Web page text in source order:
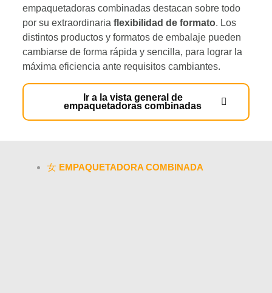
empaquetadoras combinadas destacan sobre todo
por su extraordinaria flexibilidad de formato. Los
distintos productos y formatos de embalaje pueden
cambiarse de forma rápida y sencilla, para lograr la
máxima eficiencia ante requisitos cambiantes.
Ir a la vista general de
empaquetadoras combinadas
EMPAQUETADORA COMBINADA